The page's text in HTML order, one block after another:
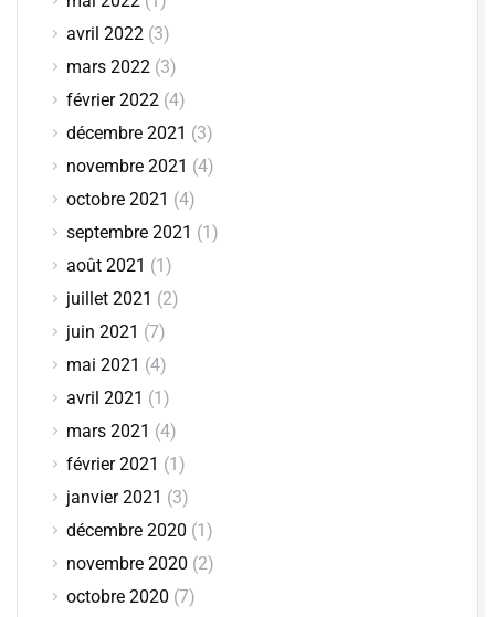
avril 2022 (3)
mars 2022 (3)
février 2022 (4)
décembre 2021 (3)
novembre 2021 (4)
octobre 2021 (4)
septembre 2021 (1)
août 2021 (1)
juillet 2021 (2)
juin 2021 (7)
mai 2021 (4)
avril 2021 (1)
mars 2021 (4)
février 2021 (1)
janvier 2021 (3)
décembre 2020 (1)
novembre 2020 (2)
octobre 2020 (7)